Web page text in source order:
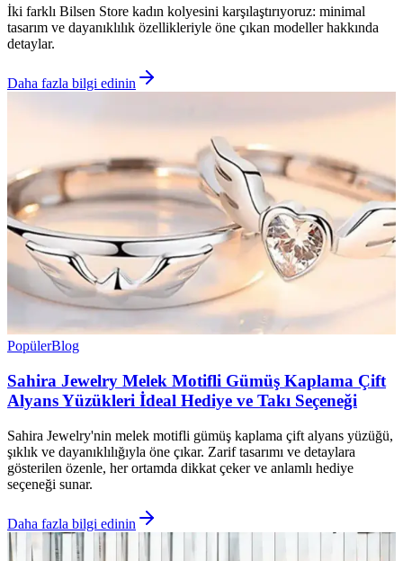
İki farklı Bilsen Store kadın kolyesini karşılaştırıyoruz: minimal
tasarım ve dayanıklılık özellikleriyle öne çıkan modeller hakkında
detaylar.
Daha fazla bilgi edinin
PopülerBlog
Sahira Jewelry Melek Motifli Gümüş Kaplama Çift
Alyans Yüzükleri İdeal Hediye ve Takı Seçeneği
Sahira Jewelry'nin melek motifli gümüş kaplama çift alyans yüzüğü,
şıklık ve dayanıklılığıyla öne çıkar. Zarif tasarımı ve detaylara
gösterilen özenle, her ortamda dikkat çeker ve anlamlı hediye
seçeneği sunar.
Daha fazla bilgi edinin